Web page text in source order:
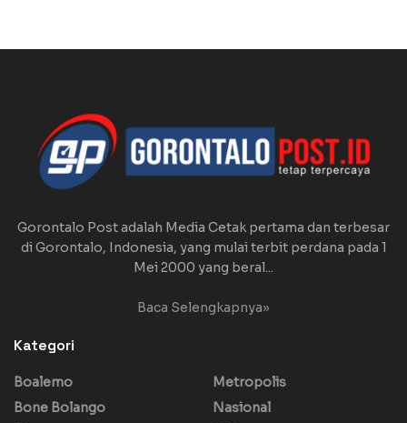
Gorontalo Post adalah Media Cetak pertama dan terbesar
di Gorontalo, Indonesia, yang mulai terbit perdana pada 1
Mei 2000 yang beral...
Baca Selengkapnya»
Kategori
Boalemo
Bone Bolango
Metropolis
Nasional